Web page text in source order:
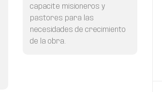
capacite misioneros y
pastores para las
necesidades de crecimiento
de la obra.